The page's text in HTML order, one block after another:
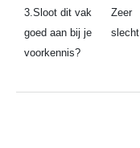
3.Sloot dit vak
goed aan bij je
voorkennis?
Zeer
slecht